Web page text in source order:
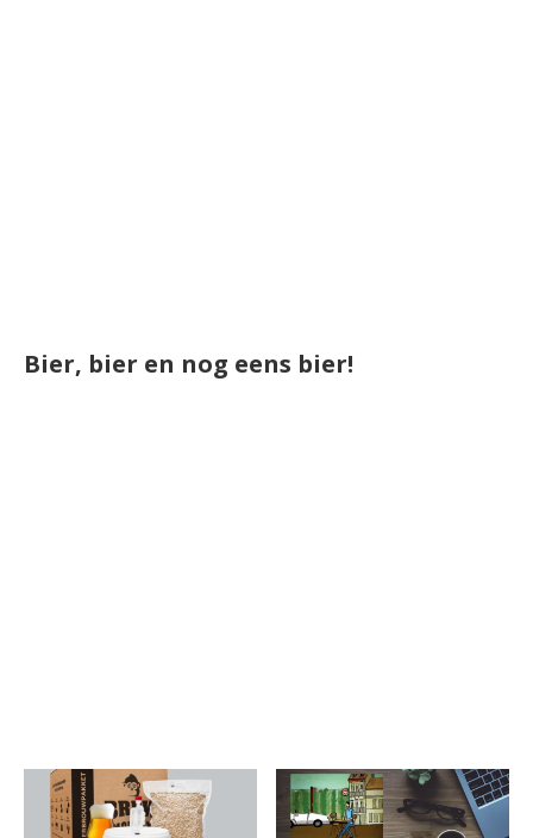
Bier, bier en nog eens bier!